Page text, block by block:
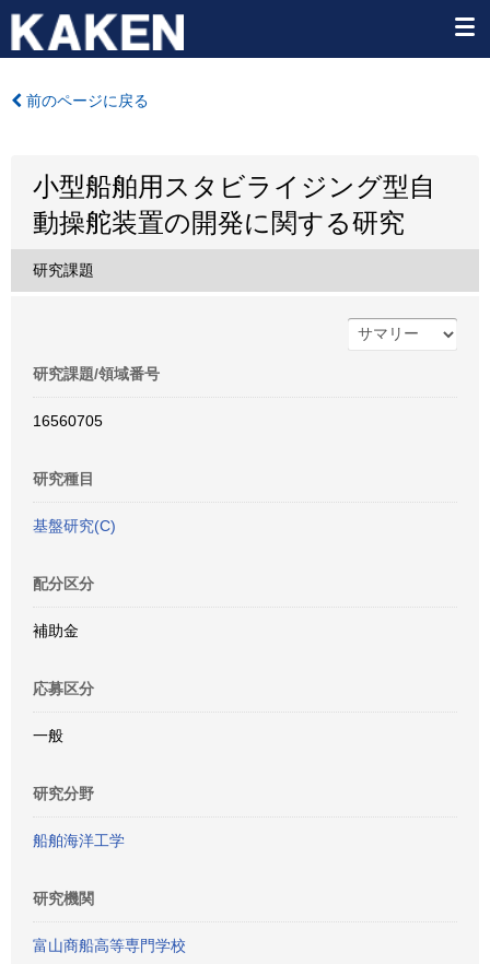
前のページに戻る
小型船舶用スタビライジング型自
動操舵装置の開発に関する研究
研究課題
研究課題/領域番号
16560705
研究種目
基盤研究(C)
配分区分
補助金
応募区分
一般
研究分野
船舶海洋工学
研究機関
富山商船高等専門学校